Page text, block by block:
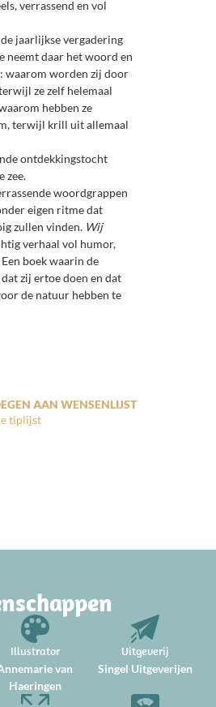
verrassend en vol
jaarlijkse vergadering
neemt daar het woord en
waarom worden zij door
ze zelf helemaal
hebben ze
terwijl krill uit allemaal
ontdekkingstocht
zee.
woordgrappen
eigen ritme dat
zullen vinden. Wij
verhaal vol humor,
boek waarin de
zij ertoe doen en dat
de natuur hebben te
AAN WENSENLIJST
Illustrator
van
Haeringen
Uitgeverij
Singel Uitgeverijen